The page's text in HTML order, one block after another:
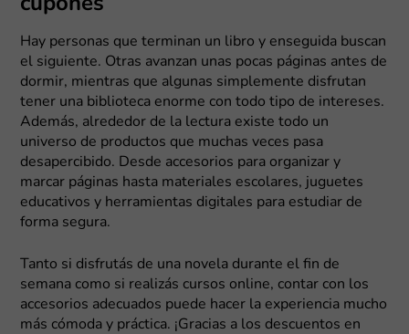
cupones
Hay personas que terminan un libro y enseguida buscan
el siguiente. Otras avanzan unas pocas páginas antes de
dormir, mientras que algunas simplemente disfrutan
tener una biblioteca enorme con todo tipo de intereses.
Además, alrededor de la lectura existe todo un
universo de productos que muchas veces pasa
desapercibido. Desde accesorios para organizar y
marcar páginas hasta materiales escolares, juguetes
educativos y herramientas digitales para estudiar de
forma segura.
Tanto si disfrutás de una novela durante el fin de
semana como si realizás cursos online, contar con los
accesorios adecuados puede hacer la experiencia mucho
más cómoda y práctica. ¡Gracias a los descuentos en